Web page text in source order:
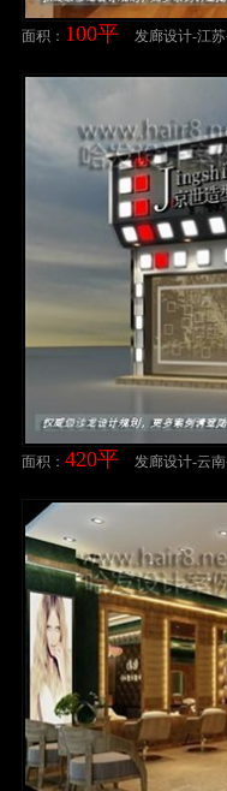
面积： 100平
发廊设计-江
面积： 420平
发廊设计-云